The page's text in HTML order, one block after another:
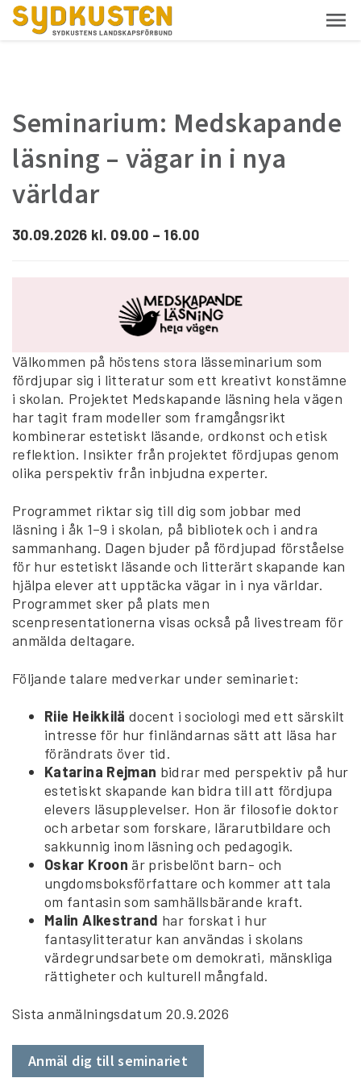
Seminarium: Medskapande
läsning – vägar in i nya
världar
30.09.2026 kl. 09.00 – 16.00
Välkommen på höstens stora lässeminarium som
fördjupar sig i litteratur som ett kreativt konstämne
i skolan. Projektet Medskapande läsning hela vägen
har tagit fram modeller som framgångsrikt
kombinerar estetiskt läsande, ordkonst och etisk
reflektion. Insikter från projektet fördjupas genom
olika perspektiv från inbjudna experter.
Programmet riktar sig till dig som jobbar med
läsning i åk 1–9 i skolan, på bibliotek och i andra
sammanhang. Dagen bjuder på fördjupad förståelse
för hur estetiskt läsande och litterärt skapande kan
hjälpa elever att upptäcka vägar in i nya världar.
Programmet sker på plats men
scenpresentationerna visas också på livestream för
anmälda deltagare.
Följande talare medverkar under seminariet:
Riie Heikkilädocent i sociologi med ett särskilt
intresse för hur finländarnas sätt att läsa har
förändrats över tid.
Katarina Rejman bidrar med perspektiv på hur
estetiskt skapande kan bidra till att fördjupa
elevers läsupplevelser. Hon är filosofie doktor
och arbetar som forskare, lärarutbildare och
sakkunnig inom läsning och pedagogik.
Oskar Kroonär prisbelönt barn- och
ungdomsboksförfattare och kommer att tala
om fantasin som samhällsbärande kraft.
Malin Alkestrand har forskat i hur
fantasylitteratur kan användas i skolans
värdegrundsarbete om demokrati, mänskliga
rättigheter och kulturell mångfald.
Sista anmälningsdatum 20.9.2026
Anmäl dig till seminariet